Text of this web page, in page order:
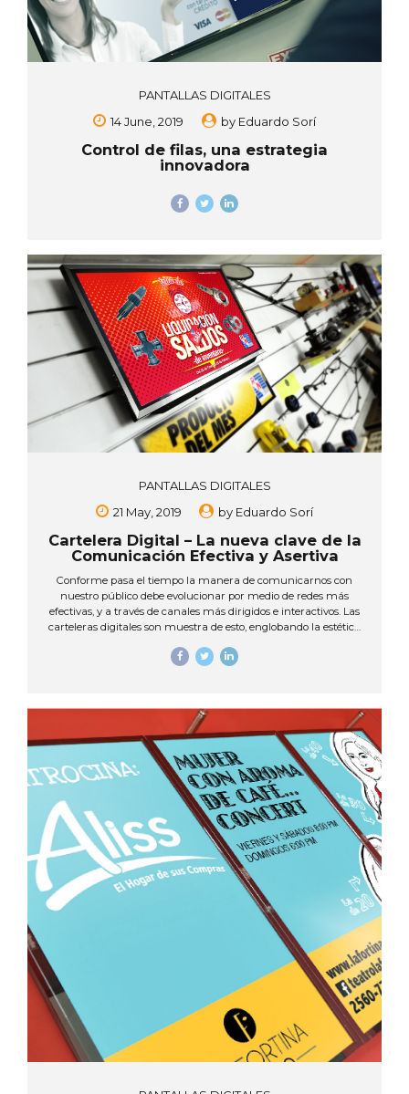
PANTALLAS DIGITALES
14 June, 2019
by Eduardo Sorí
Control de filas, una estrategia
innovadora
PANTALLAS DIGITALES
21 May, 2019
by Eduardo Sorí
Cartelera Digital – La nueva clave de la
Comunicación Efectiva y Asertiva
Conforme pasa el tiempo la manera de comunicarnos con
nuestro público debe evolucionar por medio de redes más
efectivas, y a través de canales más dirigidos e interactivos. Las
carteleras digitales son muestra de esto, englobando la estética
diferentes anuncios en un mismo lugar, pero ¿cómo utilizarlas
mensajes, imágenes, películas, vídeos, texto publicitario,
presentaciones, vistas preliminares de un producto, y a su vez
actualizar el contenido...